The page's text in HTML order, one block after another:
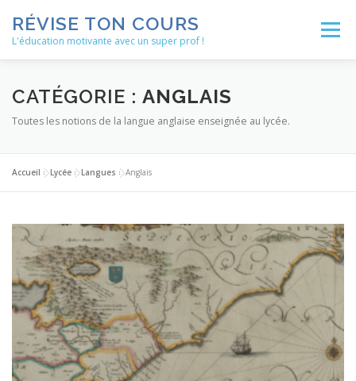
contenu
RÉVISE TON COURS
L'éducation motivante avec un super prof !
Menu
ACCUEIL ACTUALITÉS BLOG
CATÉGORIE : ANGLAIS
Toutes les notions de la langue anglaise enseignée au lycée.
Accueil »Lycée »Langues »Anglais